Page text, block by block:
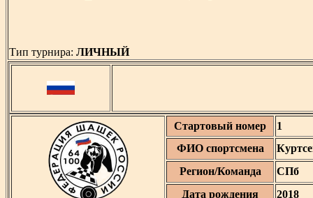
Тип турнира: ЛИЧНЫЙ
Стартовый номер
1
ФИО спортсмена
Регион/Команда
СПб
Дата рождения
2018